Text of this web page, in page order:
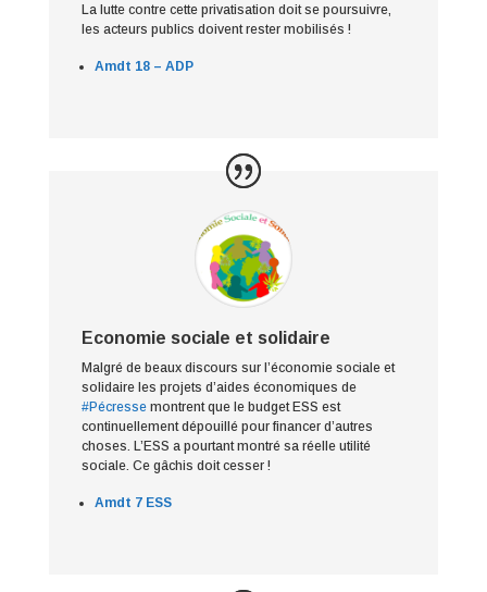
La lutte contre cette privatisation doit se poursuivre,
les acteurs publics doivent rester mobilisés !
Amdt 18 – ADP
Economie sociale et solidaire
Malgré de beaux discours sur l’économie sociale et
solidaire les projets d’aides économiques de
#Pécressemontrent que le budget ESS est
continuellement dépouillé pour financer d’autres
choses. L’ESS a pourtant montré sa réelle utilité
sociale. Ce gâchis doit cesser !
Amdt 7 ESS